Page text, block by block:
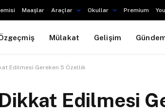
Maaşlar Araçlar Okullar Premium
Mülakat Gelişim
Edilmesi Gereken 5 Özellik
Edilmesi